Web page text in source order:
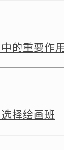
的重要作用
择绘画班